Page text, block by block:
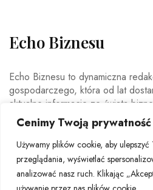
Cenimy Twoją prywatność
Używamy plików cookie, aby
przeglądania, wyświetlać
analizować nasz ruch. Klikając
Echo Biznesu
Echo Biznesu to dynamiczna
gospodarczego, która od lat
aktualne informacje ze świata
doświadczonych dziennikarzy i
codziennie analizuje
trendy gospodarcze oraz decyzje
światową ekonomię.